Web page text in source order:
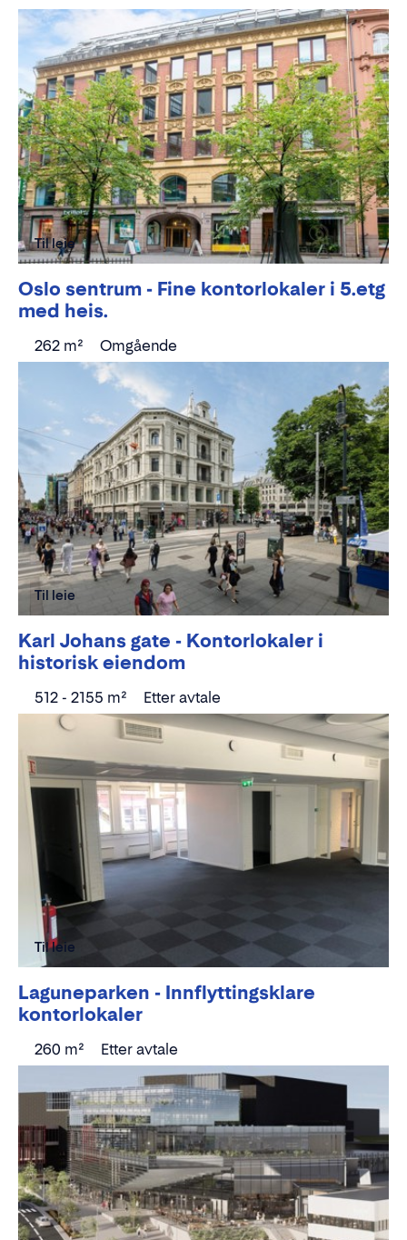
Oslo sentrum - Fine kontorlokaler i 5.etg
med heis.
262 m² Omgående
Til leie
Karl Johans gate - Kontorlokaler i
historisk eiendom
512 - 2155 m² Etter avtale
Til leie
Laguneparken - Innflyttingsklare
kontorlokaler
260 m² Etter avtale
Til leie